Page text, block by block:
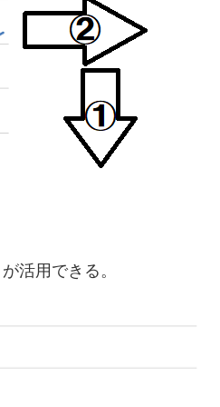
活用できる。